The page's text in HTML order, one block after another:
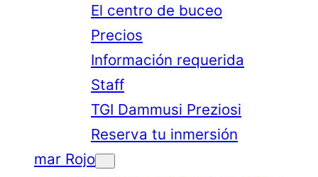
El centro de buceo
Precios
Información requerida
Staff
TGI Dammusi Preziosi
Reserva tu inmersión
mar Rojo